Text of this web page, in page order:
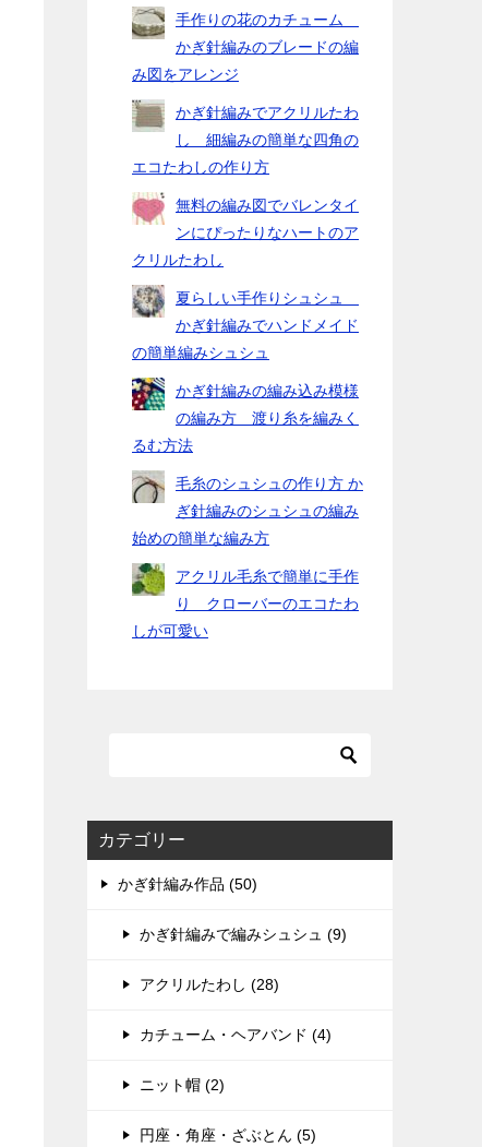
手作りの花のカチューム
かぎ針編みのブレードの編
み図をアレンジ
かぎ針編みでアクリルたわ
し 細編みの簡単な四角の
エコたわしの作り方
無料の編み図でバレンタイ
ンにぴったりなハートのア
クリルたわし
夏らしい手作りシュシュ
かぎ針編みでハンドメイド
の簡単編みシュシュ
かぎ針編みの編み込み模様
の編み方 渡り糸を編みく
るむ方法
毛糸のシュシュの作り方 か
ぎ針編みのシュシュの編み
始めの簡単な編み方
アクリル毛糸で簡単に手作
り クローバーのエコたわ
しが可愛い
カテゴリー
かぎ針編み作品 (50)
かぎ針編みで編みシュシュ (9)
アクリルたわし (28)
カチューム・ヘアバンド (4)
ニット帽 (2)
円座・角座・ざぶとん (5)